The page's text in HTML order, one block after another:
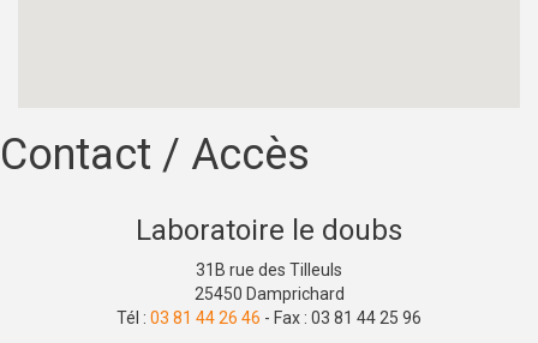
Contact / Accès
Laboratoire le doubs
31B rue des Tilleuls
25450 Damprichard
Tél : 03 81 44 26 46 - Fax : 03 81 44 25 96